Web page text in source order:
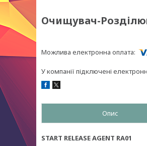
Очищувач-
У компанії підключені
Опис
START RELEASE AGENT RA01